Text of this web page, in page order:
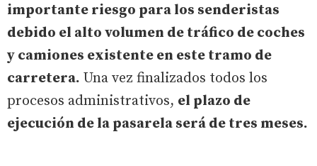
importante riesgo para los senderistas
debido el alto volumen de tráfico de coches
y camiones existente en este tramo de
carretera. Una vez finalizados todos los
procesos administrativos, el plazo de
ejecución de la pasarela será de tres meses.